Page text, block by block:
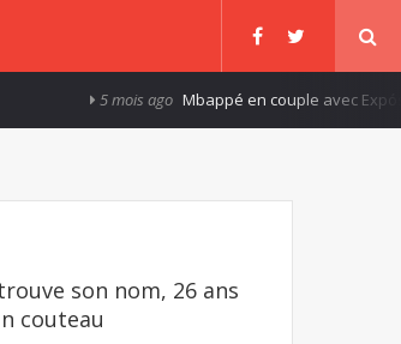
5 mois ago Mbappé en couple avec Expósito
son nom, 26 ans
couteau